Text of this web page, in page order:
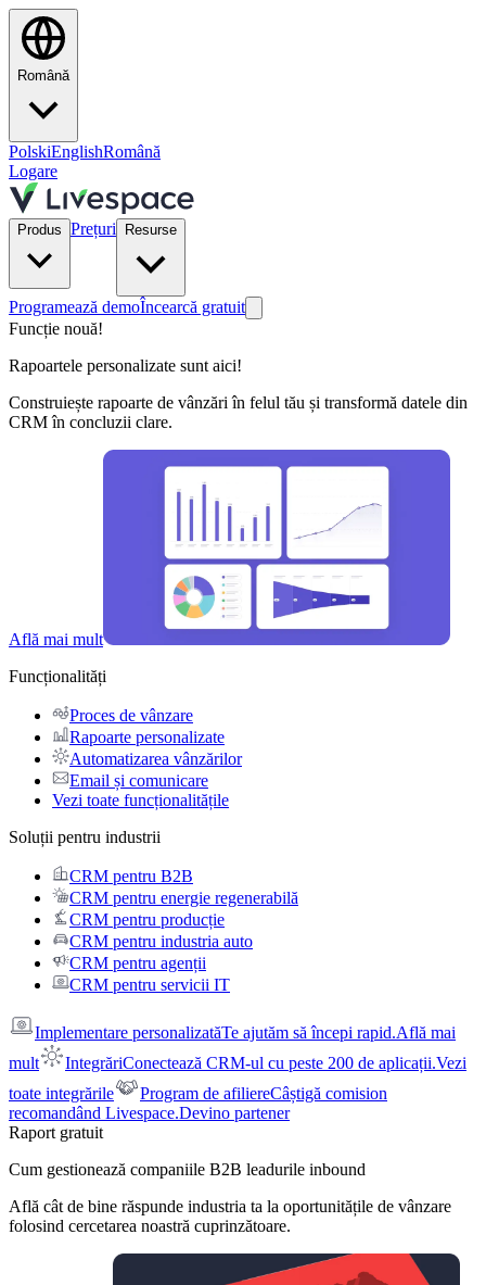
Română
PolskiEnglishRomână
Logare
Produs Prețuri Resurse
Programează demoÎncearcă gratuit
Funcție nouă!
Rapoartele personalizate sunt aici!
Construiește rapoarte de vânzări în felul tău și transformă datele din
CRM în concluzii clare.
Află mai mult
Funcționalități
Proces de vânzare
Rapoarte personalizate
Automatizarea vânzărilor
Email și comunicare
Vezi toate funcționalitățile
Soluții pentru industrii
CRM pentru B2B
CRM pentru energie regenerabilă
CRM pentru producție
CRM pentru industria auto
CRM pentru agenții
CRM pentru servicii IT
Implementare personalizatăTe ajutăm să începi rapid.Află mai
mult
IntegrăriConectează CRM-ul cu peste 200 de aplicații.Vezi
toate integrările
Program de afiliereCâștigă comision
recomandând Livespace.Devino partener
Raport gratuit
Cum gestionează companiile B2B leadurile inbound
Află cât de bine răspunde industria ta la oportunitățile de vânzare
folosind cercetarea noastră cuprinzătoare.